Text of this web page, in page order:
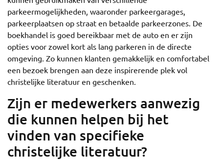
parkeermogelijkheden, waaronder parkeergarages,
parkeerplaatsen op straat en betaalde parkeerzones. De
boekhandel is goed bereikbaar met de auto en er zijn
opties voor zowel kort als lang parkeren in de directe
omgeving. Zo kunnen klanten gemakkelijk en comfortabel
een bezoek brengen aan deze inspirerende plek vol
christelijke literatuur en geschenken.
Zijn er medewerkers aanwezig
die kunnen helpen bij het
vinden van specifieke
christelijke literatuur?